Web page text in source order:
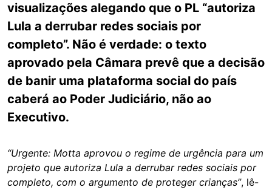
visualizações alegando que o PL “autoriza
Lula a derrubar redes sociais por
completo”. Não é verdade: o texto
aprovado pela Câmara prevê que a decisão
de banir uma plataforma social do país
caberá ao Poder Judiciário, não ao
Executivo.
“Urgente: Motta aprovou o regime de urgência para um
projeto que autoriza Lula a derrubar redes sociais por
completo, com o argumento de proteger crianças”, lê-